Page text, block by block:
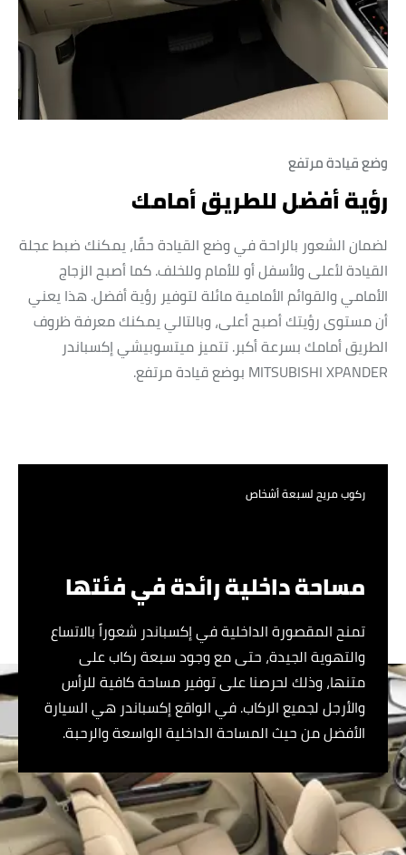
وضع قيادة مرتفع
رؤية أفضل للطريق أمامك
لضمان الشعور بالراحة في وضع القيادة حقًا، يمكنك ضبط عجلة
القيادة لأعلى ولأسفل أو للأمام وللخلف. كما أصبح الزجاج
الأمامي والقوائم الأمامية مائلة لتوفير رؤية أفضل. هذا يعني
أن مستوى رؤيتك أصبح أعلى، وبالتالي يمكنك معرفة ظروف
الطريق أمامك بسرعة أكبر. تتميز ميتسوبيشي إكسباندر
MITSUBISHI XPANDER بوضع قيادة مرتفع.
ركوب مريح لسبعة أشخاص
مساحة داخلية رائدة في فئتها
تمنح المقصورة الداخلية في إكسباندر شعوراً بالاتساع
والتهوية الجيدة، حتى مع وجود سبعة ركاب على
متنها، وذلك لحرصنا على توفير مساحة كافية للرأس
والأرجل لجميع الركاب. في الواقع إكسباندر هي السيارة
الأفضل من حيث المساحة الداخلية الواسعة والرحبة.